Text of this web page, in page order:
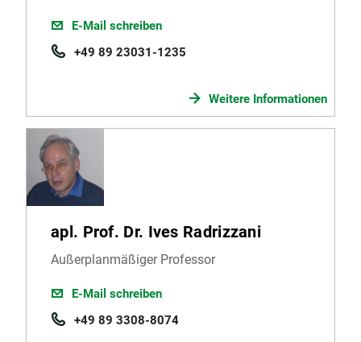
E-Mail schreiben
+49 89 23031-1235
Weitere Informationen
apl. Prof. Dr. Ives Radrizzani
Außerplanmäßiger Professor
E-Mail schreiben
+49 89 3308-8074